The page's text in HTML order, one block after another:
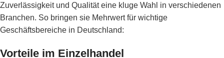
Zuverlässigkeit und Qualität eine kluge Wahl in verschiedenen
Branchen. So bringen sie Mehrwert für wichtige
Geschäftsbereiche in Deutschland:
Vorteile im Einzelhandel